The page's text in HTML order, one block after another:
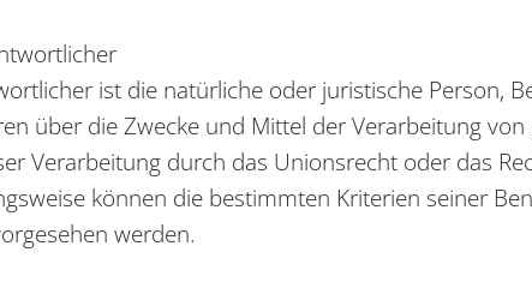
ist die natürliche oder juristische Person,
über die Zwecke und Mittel der Verarbeitung
Verarbeitung durch das Unionsrecht oder das
können die bestimmten Kriterien seiner
werden.